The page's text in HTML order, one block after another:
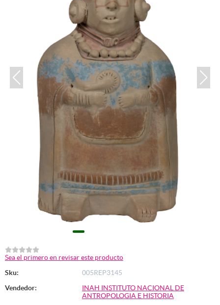
Sea el primero en revisar este producto
Sku:
005REP3145
Vendedor:
INAH INSTITUTO NACIONAL DE
ANTROPOLOGIA E HISTORIA